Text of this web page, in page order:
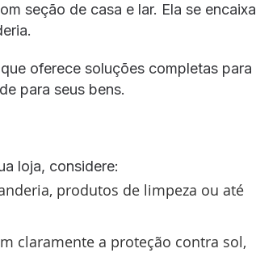
seção de casa e lar. Ela se encaixa
oferece soluções completas para
para seus bens.
loja, considere:
produtos de limpeza ou até
claramente a proteção contra sol,